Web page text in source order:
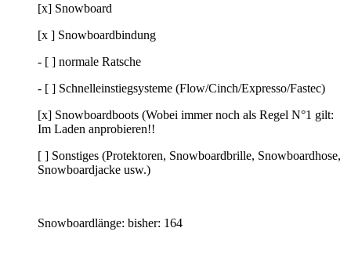
[x] Snowboard
[x ] Snowboardbindung
- [ ] normale Ratsche
- [ ] Schnelleinstiegsysteme (Flow/Cinch/Expresso/Fastec)
[x] Snowboardboots (Wobei immer noch als Regel N°1 gilt:
Im Laden anprobieren!!
[ ] Sonstiges (Protektoren, Snowboardbrille, Snowboardhose,
Snowboardjacke usw.)
Snowboardlänge: bisher: 164